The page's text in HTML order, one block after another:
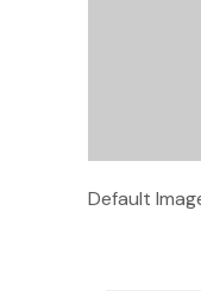
Default